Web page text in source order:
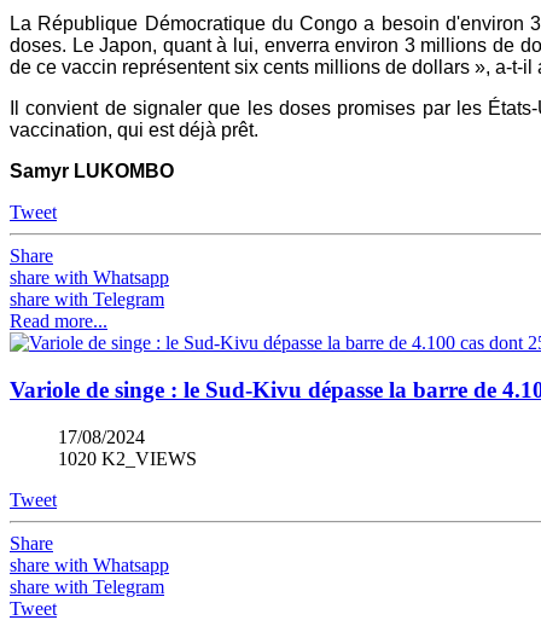
La République Démocratique du Congo a besoin
doses. Le Japon, quant à lui, enverra environ 3 millions de
de ce vaccin représentent six cents millions de dollars », a-t-il
Il convient de signaler que les doses promises par les
vaccination, qui est déjà prêt.
Samyr LUKOMBO
Tweet
Share
share with Whatsapp
share with Telegram
Read more...
Variole de singe : le Sud-Kivu dépasse la barre de
17/08/2024
1020 K2_VIEWS
Tweet
Share
share with Whatsapp
share with Telegram
Tweet